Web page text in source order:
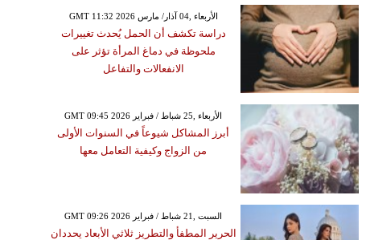
GMT 11:32 2026 الأربعاء ,04 آذار/ مارس
دراسة تكشف أن الحمل يُحدث تغييرات
ملحوظة في دماغ المرأة تؤثر على
الانفعالات والتفاعل
GMT 09:45 2026 الأربعاء ,25 شباط / فبراير
أبرز المشاكل شيوعاً في السنوات الأولى
من الزواج وكيفية التعامل معها
GMT 09:26 2026 السبت ,21 شباط / فبراير
الحرير المطفأ والتطريز ثلاثي الأبعاد يحددان